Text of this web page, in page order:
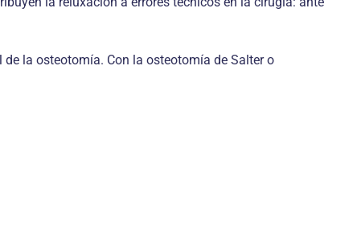
la osteotomía. Con la osteotomía de Salter o